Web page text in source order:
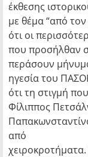
έκθεσης
με θέμα “από
ότι οι
που προσήλθαν
περάσουν
ηγεσία του
ότι τη στιγμή
Φίλιππος
από